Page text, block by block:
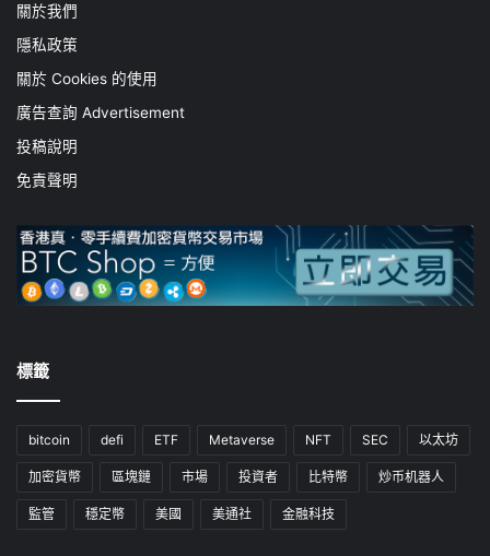
關於我們
隱私政策
關於 Cookies 的使用
廣告查詢 Advertisement
投稿說明
免責聲明
標籤
bitcoin defi ETF Metaverse NFT SEC 以太坊
加密貨幣 區塊鏈 市場 投資者 比特幣 炒币机器人
監管 穩定幣 美國 美通社 金融科技